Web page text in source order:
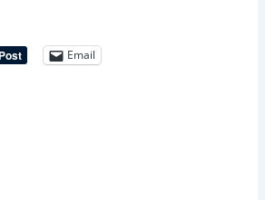
Email